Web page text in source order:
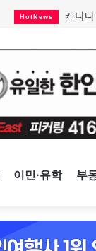
HotNews 인기
국세
HotNews 아동병
HotNews 맨발
CultureSports "
HotNews 캐나
이민·유학 부